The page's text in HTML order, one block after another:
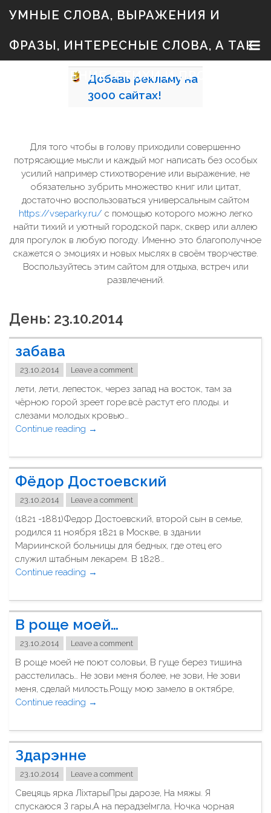
УМНЫЕ СЛОВА, ВЫРАЖЕНИЯ И
ФРАЗЫ, ИНТЕРЕСНЫЕ СЛОВА, А ТАК
ЖЕ ЗНАЧЕНИЕ, СТИХИ И ПРОЗА
k
t
o
Добавь рекламу на
3000 сайтах!
Для того чтобы в голову приходили совершенно
потрясающие мысли и каждый мог написать без особых
усилий например стихотворение или выражение, не
обязательно зубрить множество книг или цитат,
достаточно воспользоваться универсальным сайтом
https://vseparky.ru/ с помощью которого можно легко
найти тихий и уютный городской парк, сквер или аллею
для прогулок в любую погоду. Именно это благополучное
скажется о эмоциях и новых мыслях в своём творчестве.
Воспользуйтесь этим сайтом для отдыха, встреч или
развлечений.
День: 23.10.2014
забава
23.10.2014 Leave a comment
лети, лети, лепесток, через запад на восток, там за
чёрною горой зреет горе.всё растут его плоды. и
слезами молодых кровью…
Continue reading "
а
б
а
в
а
"
→
Фёдор Достоевский
23.10.2014 Leave a comment
(1821 -1881)Федор Достоевский, второй сын в семье,
родился 11 ноября 1821 в Москве, в здании
Мариинской больницы для бедных, где отец его
служил штабным лекарем. В 1828…
Continue reading "
ё
д
о
р
Д
о
с
т
о
в
с
и
"
→
В роще моей…
23.10.2014 Leave a comment
В роще моей не поют соловьи, В гуще берез тишина
расстелилась… Не зови меня более, не зови, Не зови
меня, сделай милость.Рощу мою замело в октябре,
Continue reading "
р
о
е
м
о
е
→
Здарэнне
23.10.2014 Leave a comment
Свецяць ярка ЛіхтарыПры дарозе, На мяжы. Я
спускаюся З гары,А на перадзеІмгла, Ночка чорная